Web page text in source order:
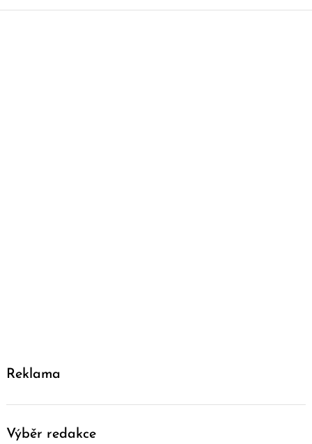
zombies“, nerozlišitelných
Reklama
Výběr redakce